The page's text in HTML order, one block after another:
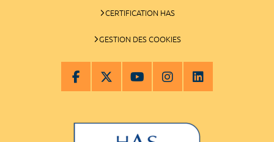
CERTIFICATION HAS
GESTION DES COOKIES